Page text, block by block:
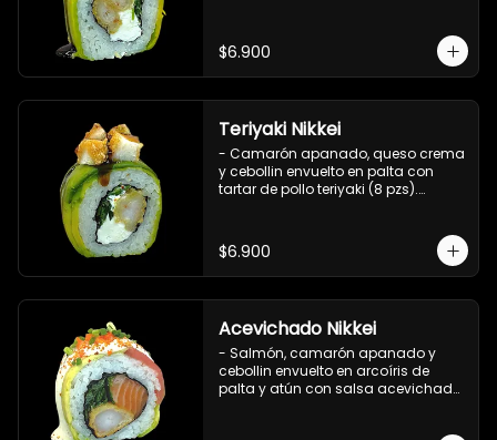
$6.900
Teriyaki Nikkei
- Camarón apanado, queso crema
y cebollin envuelto en palta con
tartar de pollo teriyaki (8 pzs).
$6.900
Acevichado Nikkei
- Salmón, camarón apanado y
cebollin envuelto en arcoíris de
palta y atún con salsa acevichada,